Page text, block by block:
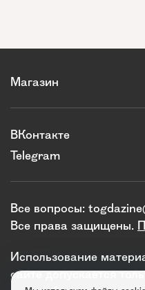
Магазин
ВКонтакте
Telegram
Все вопросы:
Все права защищены.
Использование
сайте допускается